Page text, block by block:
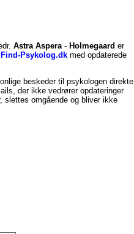
Astra Aspera- Holmegaard er
Find-Psykolog.dk med opdaterede
beskeder til psykologen direkte
der ikke vedrører opdateringer
slettes omgående og bliver ikke